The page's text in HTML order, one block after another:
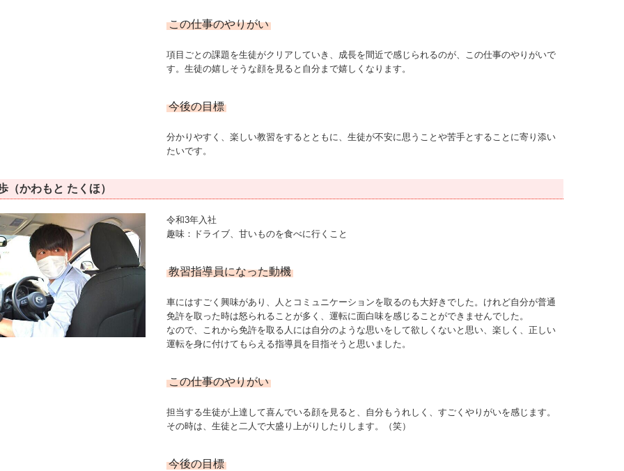
この仕事のやりがい
項目ごとの課題を生徒がクリアしていき、成長を間近で感じられるのが、この仕事のやりがいで
す。生徒の嬉しそうな顔を見ると自分まで嬉しくなります。
今後の目標
分かりやすく、楽しい教習をするとともに、生徒が不安に思うことや苦手とすることに寄り添い
たいです。
（かわもと たくほ）
令和3年入社
趣味：ドライブ、甘いものを食べに行くこと
教習指導員になった動機
車にはすごく興味があり、人とコミュニケーションを取るのも大好きでした。けれど自分が普通
免許を取った時は怒られることが多く、運転に面白味を感じることができませんでした。
なので、これから免許を取る人には自分のような思いをして欲しくないと思い、楽しく、正しい
運転を身に付けてもらえる指導員を目指そうと思いました。
この仕事のやりがい
担当する生徒が上達して喜んでいる顔を見ると、自分もうれしく、すごくやりがいを感じます。
その時は、生徒と二人で大盛り上がりしたりします。（笑）
今後の目標